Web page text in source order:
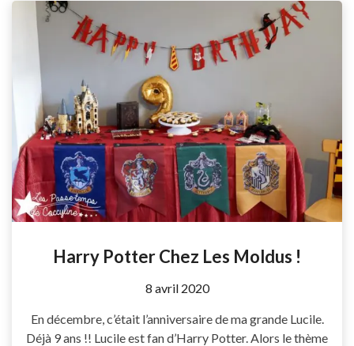
Harry Potter Chez Les Moldus !
by
8 avril 2020
En décembre, c’était l’anniversaire de ma grande Lucile.
Déjà 9 ans !! Lucile est fan d’Harry Potter. Alors le thème